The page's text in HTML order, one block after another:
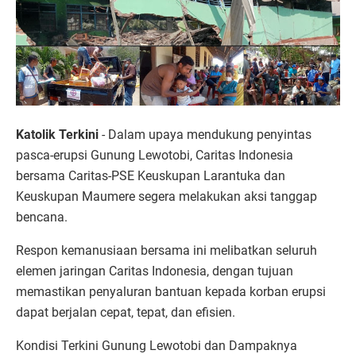
Katolik Terkini - Dalam upaya mendukung penyintas
pasca-erupsi Gunung Lewotobi, Caritas Indonesia
bersama Caritas-PSE Keuskupan Larantuka dan
Keuskupan Maumere segera melakukan aksi tanggap
bencana.
Respon kemanusiaan bersama ini melibatkan seluruh
elemen jaringan Caritas Indonesia, dengan tujuan
memastikan penyaluran bantuan kepada korban erupsi
dapat berjalan cepat, tepat, dan efisien.
Kondisi Terkini Gunung Lewotobi dan Dampaknya